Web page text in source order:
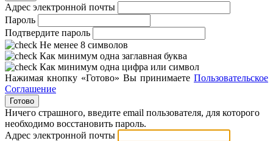
Адрес электронной почты
Пароль
Подтвердите пароль
Не менее 8 символов
Как минимум одна заглавная буква
Как минимум одна цифра или символ
Нажимая кнопку «Готово» Вы принимаете Пользовательское
Соглашение
Готово
Ничего страшного, введите email пользователя, для которого
необходимо восстановить пароль.
Адрес электронной почты